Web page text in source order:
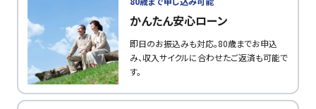
かんたん安心ローン
即日のお振込みも対応。80歳までお申込
み、収入サイクルに合わせたご返済も可能で
す。